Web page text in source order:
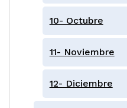
10- Octubre
11- Noviembre
12- Diciembre